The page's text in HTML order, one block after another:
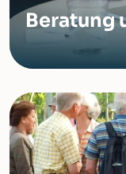
Beratung